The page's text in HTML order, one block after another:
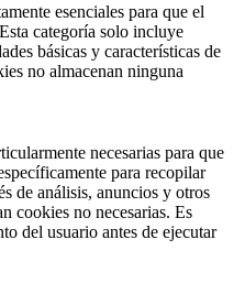
esenciales para que el
categoría solo incluye
básicas y características de
no almacenan ninguna
necesarias para que
para recopilar
de análisis, anuncios y otros
cookies no necesarias. Es
del usuario antes de ejecutar